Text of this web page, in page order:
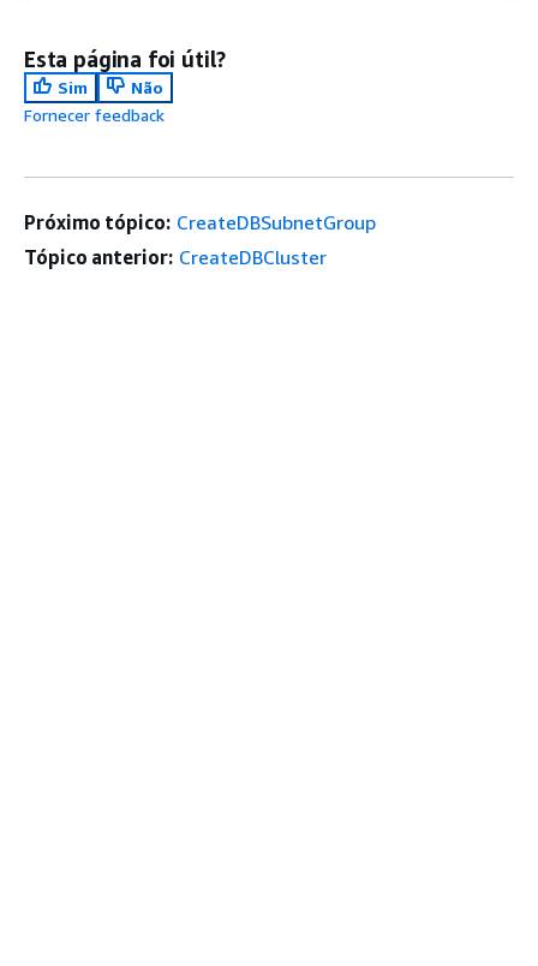
Esta página foi útil?
Sim
Não
Fornecer feedback
Próximo tópico: CreateDBSubnetGroup
Tópico anterior: CreateDBCluster